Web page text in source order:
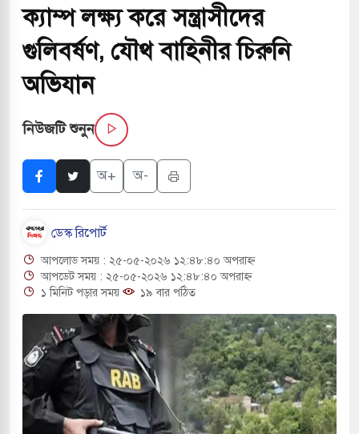
মুখোমুখি সংঘর্ষে ৯ জন নিহত
৬ শ্রমিক নিহত, আহত ১৫
নিয়ন্ত্রণে দেড় হাজার মসজিদ থেকে মাইক
গুলিতে শিক্ষক নিহত, হামলাকারীর আত্মহত্যা
মধ্যপ্রাচ্যে ব্ল্যাকআউটের কঠোর হুঁশিয়ারি ইরানের
বিমানবন্দরের নিরাপত্তা তল্লাশিতে ছাড় দেওয়া হবে না:
দক্ষিণ কোরিয়ার বন্দি ২৫ শতাংশ বেড়েছে
থাকুক বা না থাকুক, ইরানে একক সামরিক পদক্ষেপের
জুমার বয়ান ও নামাজ পড়াবেন দেওবন্দের
ক্যাম্প লক্ষ্য করে সন্ত্রাসীদের
গুলিবর্ষণ, যৌথ বাহিনীর চিরুনি
অভিযান
নিউজটি শুনুন
অ+ অ-
ডেস্ক রিপোর্ট
আপলোড সময় : ২৫-০৫-২০২৬ ১২:৪৮:৪০ অপরাহ্ন
আপডেট সময় : ২৫-০৫-২০২৬ ১২:৪৮:৪০ অপরাহ্ন
১ মিনিট পড়ার সময়
১৯ বার পঠিত